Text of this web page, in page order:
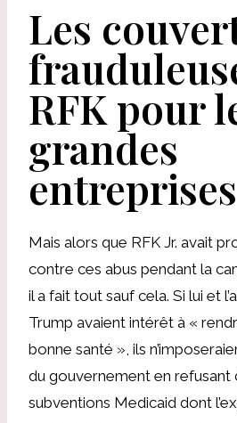
Les
RFK pour
grandes
entreprises
Mais alors que RFK Jr. avait
contre ces abus pendant la
il a fait tout sauf cela. Si lui et
Trump avaient intérêt à «
bonne santé », ils
du gouvernement en refusant
subventions Medicaid dont